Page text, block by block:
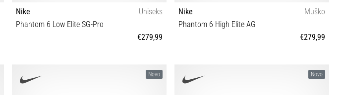
Nike
Uniseks
Phantom 6 Low Elite SG-Pro
€279,99
Nike
Muško
Phantom 6 High Elite AG
€279,99
Novo Novo